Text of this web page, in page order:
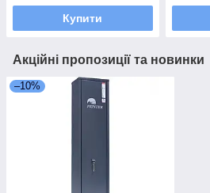
Купити
Акційні пропозиції та новинки
–10%